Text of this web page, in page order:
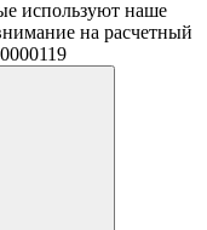
используют наше
на расчетный